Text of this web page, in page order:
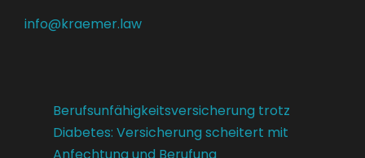
info@kraemer.law
Berufsunfähigkeitsversicherung trotz
Diabetes: Versicherung scheitert mit